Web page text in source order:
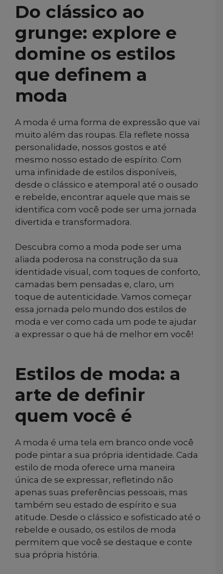
Do clássico ao
grunge: explore e
domine os estilos
que definem a
moda
A moda é uma forma de expressão que vai
muito além das roupas. Ela reflete nossa
personalidade, nossos gostos e até
mesmo nosso estado de espírito. Com
uma infinidade de estilos disponíveis,
desde o clássico e atemporal até o ousado
e rebelde, encontrar aquele que mais se
identifica com você pode ser uma jornada
divertida e transformadora.
Descubra como a moda pode ser uma
aliada poderosa na construção da sua
identidade visual, com toques de conforto,
camadas bem pensadas e, claro, um
toque de autenticidade. Vamos começar
essa jornada pelo mundo dos estilos de
moda e ver como cada um pode te ajudar
a expressar o que há de melhor em você!
Estilos de moda: a
arte de definir
quem você é
A moda é uma tela em branco onde você
pode pintar a sua própria identidade. Cada
estilo de moda oferece uma maneira
única de se expressar, refletindo não
apenas suas preferências pessoais, mas
também seu estado de espírito e sua
atitude. Desde o clássico e sofisticado até o
rebelde e ousado, os estilos de moda
permitem que você se destaque e conte
sua própria história.